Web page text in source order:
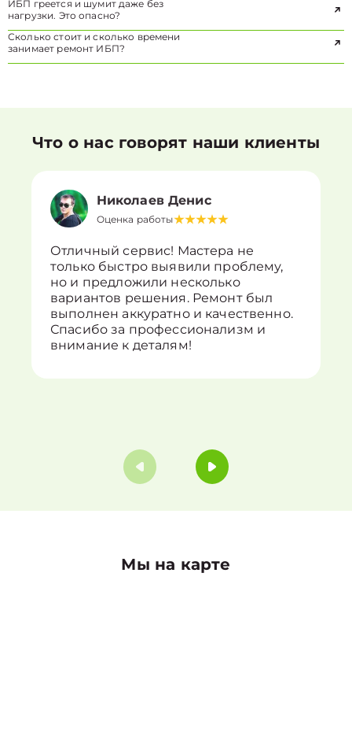
ИБП греется и шумит даже без
нагрузки. Это опасно?
Сколько стоит и сколько времени
занимает ремонт ИБП?
Что о нас говорят наши клиенты
Николаев Денис
Оценка работы
Отличный сервис! Мастера не
только быстро выявили проблему,
но и предложили несколько
вариантов решения. Ремонт был
выполнен аккуратно и качественно.
Спасибо за профессионализм и
внимание к деталям!
Мы на карте